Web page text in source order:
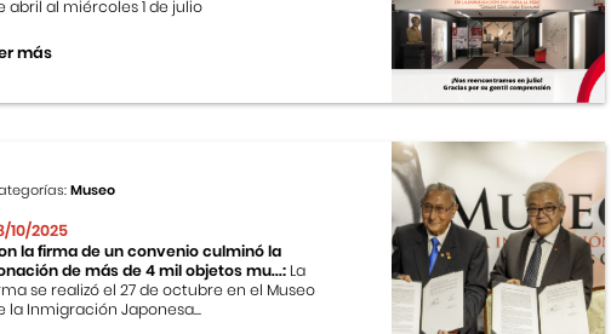
abril al miércoles 1 de julio
más
Museo
10/2025
la firma de un convenio culminó la
de más de 4 mil objetos mu...: La
se realizó el 27 de octubre en el Museo
la Inmigración Japonesa...